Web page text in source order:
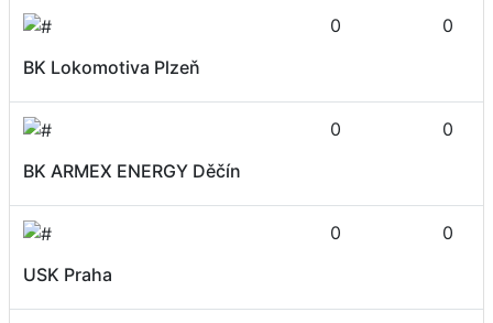
BK Lokomotiva Plzeň
0 0
BK ARMEX ENERGY Děčín
0 0
USK Praha
0 0